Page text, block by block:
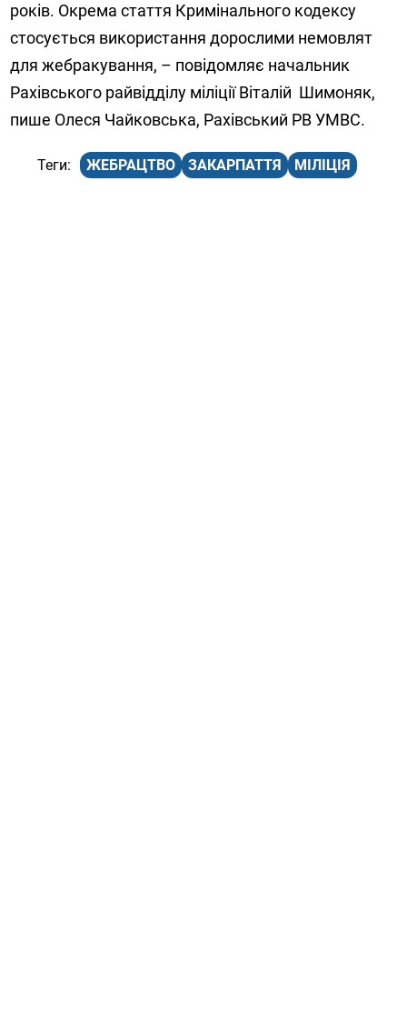
років. Окрема стаття Кримінального кодексу
стосується використання дорослими немовлят
для жебракування, – повідомляє начальник
Рахівського райвідділу міліції Віталій Шимоняк,
пише Олеся Чайковська, Рахівський РВ УМВС.
ЖЕБРАЦТВО ЗАКАРПАТТЯ МІЛІЦІЯ